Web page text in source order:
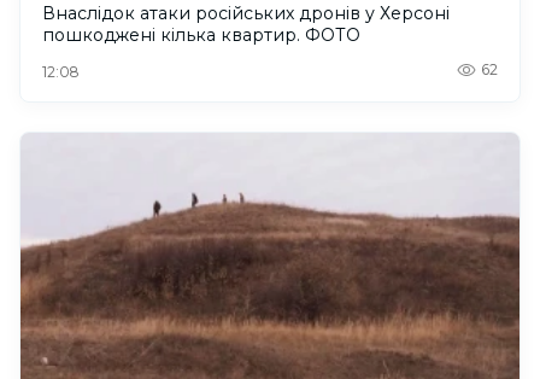
Внаслідок атаки російських дронів у Херсоні
пошкоджені кілька квартир. ФОТО
12:08 62